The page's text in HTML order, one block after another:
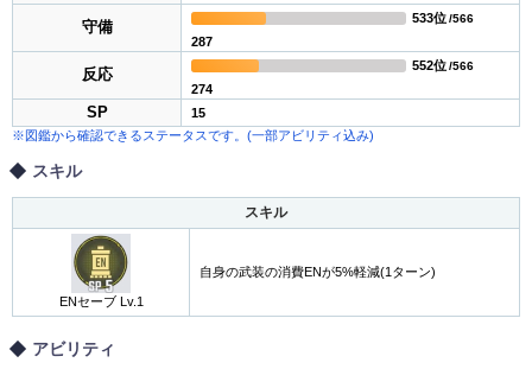
守備
287
533位 /566
反応
274
552位 /566
SP
15
※図鑑から確認できるステータスです。(一部アビリティ込み)
スキル
スキル
ENセーブ Lv.1
自身の武装の消費ENが5%軽減(1ターン)
アビリティ